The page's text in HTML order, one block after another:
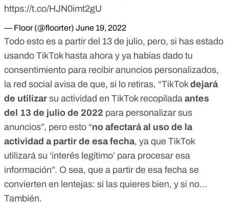
https://t.co/HJN0imt2gU
— Floor (@floorter) June 19, 2022
Todo esto es a partir del 13 de julio, pero, si has estado
usando TikTok hasta ahora y ya habías dado tu
consentimiento para recibir anuncios personalizados,
la red social avisa de que, si lo retiras, “TikTokdejará
de utilizar su actividad en TikTok recopilada antes
del 13 de julio de 2022 para personalizar sus
anuncios”, pero esto “no afectará al uso de la
actividad a partir de esa fecha, ya que TikTok
utilizará su ‘interés legítimo’ para procesar esa
información”. O sea, que a partir de esa fecha se
convierten en lentejas: si las quieres bien, y si no…
También.